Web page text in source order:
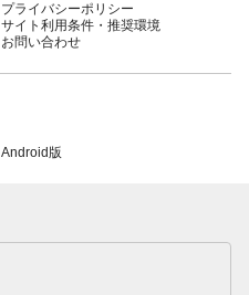
プライバシーポリシー
サイト利用条件・推奨環境
お問い合わせ
Android版